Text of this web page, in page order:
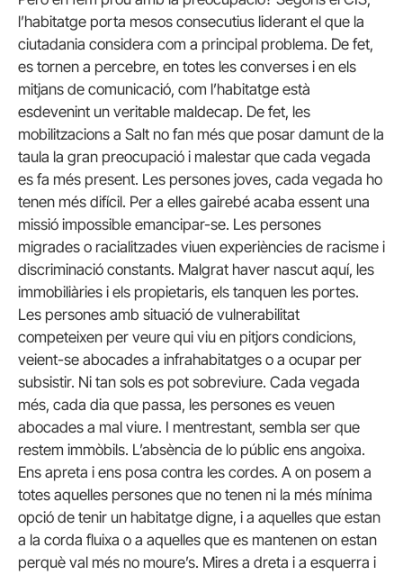
l’habitatge porta mesos consecutius liderant el que la
ciutadania considera com a principal problema. De fet,
es tornen a percebre, en totes les converses i en els
mitjans de comunicació, com l’habitatge està
esdevenint un veritable maldecap. De fet, les
mobilitzacions a Salt no fan més que posar damunt de la
taula la gran preocupació i malestar que cada vegada
es fa més present. Les persones joves, cada vegada ho
tenen més difícil. Per a elles gairebé acaba essent una
missió impossible emancipar-se. Les persones
migrades o racialitzades viuen experiències de racisme i
discriminació constants. Malgrat haver nascut aquí, les
immobiliàries i els propietaris, els tanquen les portes.
Les persones amb situació de vulnerabilitat
competeixen per veure qui viu en pitjors condicions,
veient-se abocades a infrahabitatges o a ocupar per
subsistir. Ni tan sols es pot sobreviure. Cada vegada
més, cada dia que passa, les persones es veuen
abocades a mal viure. I mentrestant, sembla ser que
restem immòbils. L’absència de lo públic ens angoixa.
Ens apreta i ens posa contra les cordes. A on posem a
totes aquelles persones que no tenen ni la més mínima
opció de tenir un habitatge digne, i a aquelles que estan
a la corda fluixa o a aquelles que es mantenen on estan
perquè val més no moure’s. Mires a dreta i a esquerra i